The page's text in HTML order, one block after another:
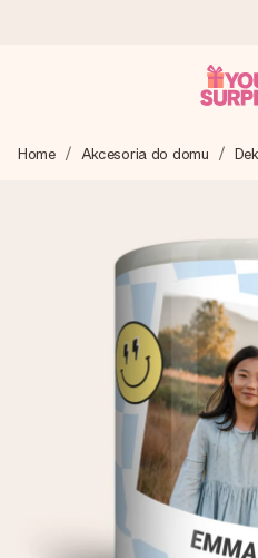
Tworzymy Twój prezent z
4,7 (na podstawie
Nasze prezenty inspirują.
Google Reviews.
Darmowy bilecik z
Stwórz coś wyjątkowego w
imieniem, swoim zdjęciem
poruszy serce. Bez
tę chwilę.
Home Akcesoria do domu